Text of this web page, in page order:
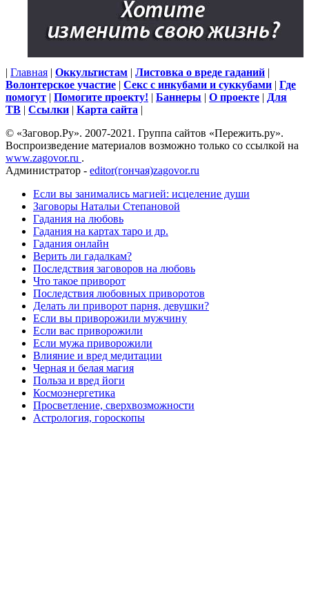
| Главная | Оккультистам | Листовка о вреде гаданий |
Волонтерское участие | Секс с инкубами и суккубами | Где
помогут | Помогите проекту! | Баннеры | О проекте | Для
ТВ | Ссылки | Карта сайта |
© «Заговор.Ру». 2007-2021. Группа сайтов «Пережить.ру».
Воспроизведение материалов возможно только со ссылкой на
www.zagovor.ru .
Администратор - editor(гончая)zagovor.ru
Если вы занимались магией: исцеление души
Заговоры Натальи Степановой
Гадания на любовь
Гадания на картах таро и др.
Гадания онлайн
Верить ли гадалкам?
Последствия заговоров на любовь
Что такое приворот
Последствия любовных приворотов
Делать ли приворот парня, девушки?
Если вы приворожили мужчину
Если вас приворожили
Если мужа приворожили
Влияние и вред медитации
Черная и белая магия
Польза и вред йоги
Космоэнергетика
Просветление, сверхвозможности
Астрология, гороскопы